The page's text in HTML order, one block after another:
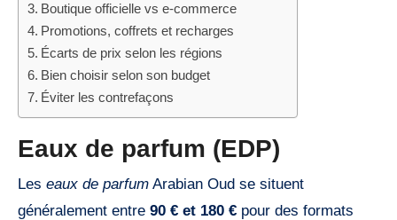
Boutique officielle vs e-commerce
Promotions, coffrets et recharges
Écarts de prix selon les régions
Bien choisir selon son budget
Éviter les contrefaçons
Eaux de parfum (EDP)
Les eaux de parfum Arabian Oud se situent
généralement entre 90 € et 180 € pour des formats